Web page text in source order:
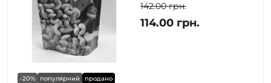
-20% популярний продано
142.00 грн.
114.00 грн.